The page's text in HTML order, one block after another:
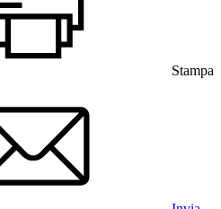
Stampa